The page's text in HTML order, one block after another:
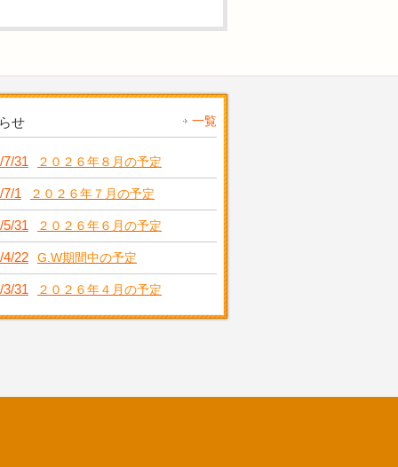
せ 一覧
7/31 ２０２６年８月の予定
7/1 ２０２６年７月の予定
5/31 ２０２６年６月の予定
4/22 G.W期間中の予定
3/31 ２０２６年４月の予定